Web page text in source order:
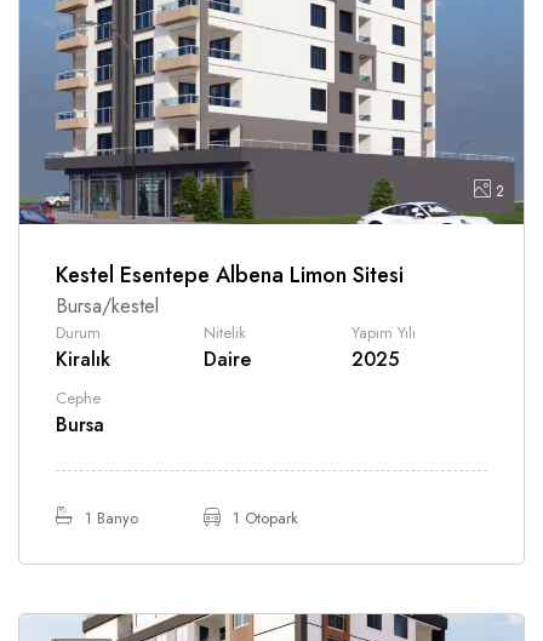
2
Kestel Esentepe Albena Limon Sitesi
Bursa/kestel
Durum
Kiralık
Nitelik
Daire
Yapım Yılı
2025
Cephe
Bursa
1 Banyo 1 Otopark